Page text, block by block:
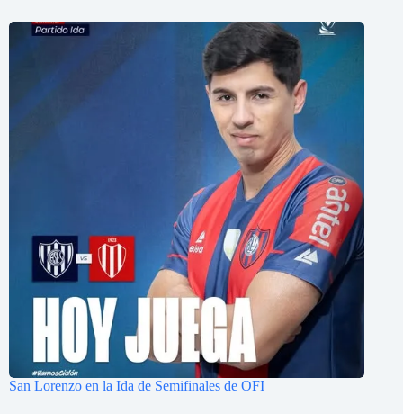
San Lorenzo en la Ida de Semifinales de OFI